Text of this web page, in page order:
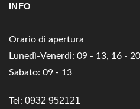
INFO
Orario di apertura
Lunedì-Venerdì: 09 - 13, 16 - 20
Sabato: 09 - 13
Tel: 0932 952121